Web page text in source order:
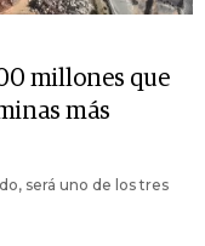
millones que
más
será uno de los tres